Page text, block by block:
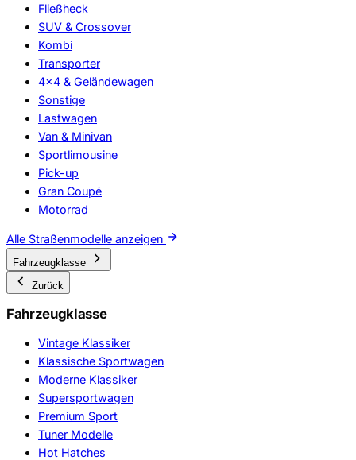
Fließheck
SUV & Crossover
Kombi
Transporter
4x4 & Geländewagen
Sonstige
Lastwagen
Van & Minivan
Sportlimousine
Pick-up
Gran Coupé
Motorrad
Alle Straßenmodelle anzeigen
Fahrzeugklasse
Zurück
Fahrzeugklasse
Vintage Klassiker
Klassische Sportwagen
Moderne Klassiker
Supersportwagen
Premium Sport
Tuner Modelle
Hot Hatches